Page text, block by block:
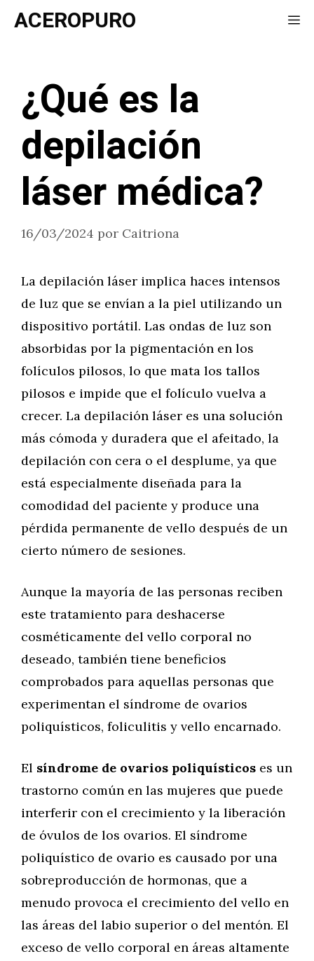
Saltar
ACEROPURO
¿Qué es la
depilación
láser médica?
16/03/2024 por Caitriona
La depilación láser implica haces intensos
de luz que se envían a la piel utilizando un
dispositivo portátil. Las ondas de luz son
absorbidas por la pigmentación en los
folículos pilosos, lo que mata los tallos
pilosos e impide que el folículo vuelva a
crecer. La depilación láser es una solución
más cómoda y duradera que el afeitado, la
depilación con cera o el desplume, ya que
está especialmente diseñada para la
comodidad del paciente y produce una
pérdida permanente de vello después de un
cierto número de sesiones.
Aunque la mayoría de las personas reciben
este tratamiento para deshacerse
cosméticamente del vello corporal no
deseado, también tiene beneficios
comprobados para aquellas personas que
experimentan el síndrome de ovarios
poliquísticos, foliculitis y vello encarnado.
El síndrome de ovarios poliquísticos es un
trastorno común en las mujeres que puede
interferir con el crecimiento y la liberación
de óvulos de los ovarios. El síndrome
poliquístico de ovario es causado por una
sobreproducción de hormonas, que a
menudo provoca el crecimiento del vello en
las áreas del labio superior o del mentón. El
exceso de vello corporal en áreas altamente